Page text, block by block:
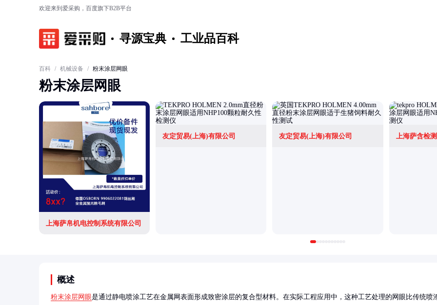
欢迎来到爱采购，百度旗下B2B平台
寻源宝典 工业品百科
百科 / 机械设备 / 粉末涂层网眼
粉末涂层网眼
上海萨帛机电控制系统有限公司
友定贸易(上海)有限公司 友定贸易(上海)有限公司 上海萨含检
概述
粉末涂层网眼是通过静电喷涂工艺在金属网表面形成致密涂层的复合型材料。在实际工程应用中，这种工艺处理的网眼比传统喷